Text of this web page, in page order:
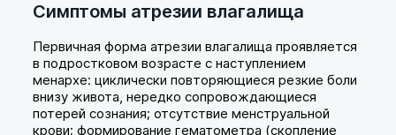
Симптомы атрезии влагалища
Первичная форма атрезии влагалища проявляется
в подростковом возрасте с наступлением
менархе: циклически повторяющиеся резкие боли
внизу живота, нередко сопровождающиеся
потерей сознания; отсутствие менструальной
крови; формирование гематометра (скопление